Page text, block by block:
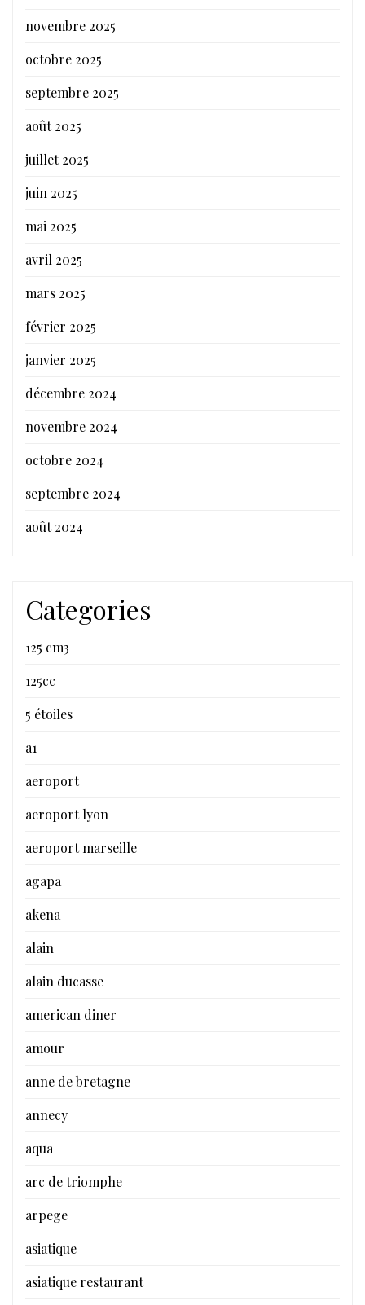
novembre 2025
octobre 2025
septembre 2025
août 2025
juillet 2025
juin 2025
mai 2025
avril 2025
mars 2025
février 2025
janvier 2025
décembre 2024
novembre 2024
octobre 2024
septembre 2024
août 2024
Categories
125 cm3
125cc
5 étoiles
a1
aeroport
aeroport lyon
aeroport marseille
agapa
akena
alain
alain ducasse
american diner
amour
anne de bretagne
annecy
aqua
arc de triomphe
arpege
asiatique
asiatique restaurant